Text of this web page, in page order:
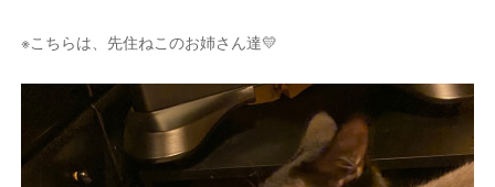
※こちらは、先住ねこのお姉さん達💛